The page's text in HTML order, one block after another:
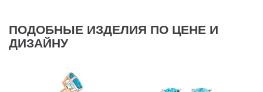
ПОДОБНЫЕ ИЗДЕЛИЯ ПО ЦЕНЕ И
ДИЗАЙНУ